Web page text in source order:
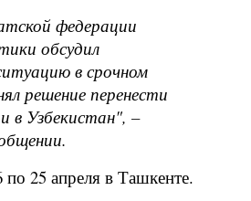
федерации
обсудил
в срочном
решение перенести
в Узбекистан", –
25 апреля в Ташкенте.